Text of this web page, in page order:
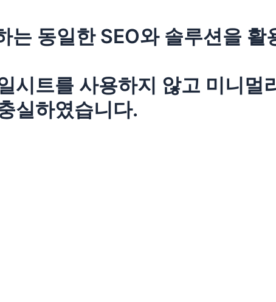
동일한 SEO와 솔루션을 활
시트를 사용하지 않고 미니멀
실하였습니다.